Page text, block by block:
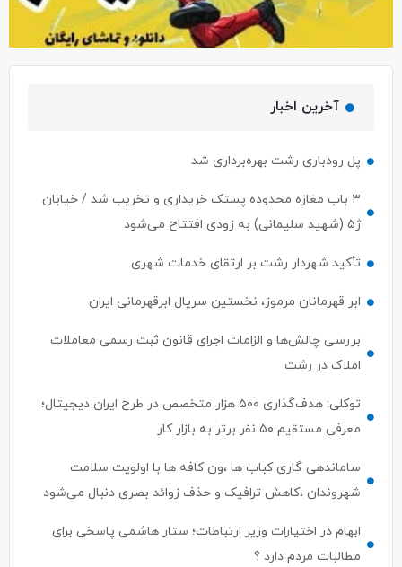
آخرین اخبار
پل رودباری رشت بهره‌برداری شد
۳ باب مغازه محدوده پستک خریداری و تخریب شد / خیابان
ژ۵ (شهید سلیمانی) به زودی افتتاح می‌شود
تأکید شهردار رشت بر ارتقای خدمات شهری
ابر قهرمانان مرموز، نخستین سریال ابرقهرمانی ایران
بررسی چالش‌ها و الزامات اجرای قانون ثبت رسمی معاملات
املاک در رشت
توکلی: هدف‌گذاری ۵۰۰ هزار متخصص در طرح ایران دیجیتال؛
معرفی مستقیم ۵۰ نفر برتر به بازار کار
ساماندهی گاری کباب ها ،ون کافه ها با اولویت سلامت
شهروندان ،کاهش ترافیک و حذف زوائد بصری دنبال می‌شود
ابهام در اختیارات وزیر ارتباطات؛ ستار هاشمی پاسخی برای
مطالبات مردم دارد ؟